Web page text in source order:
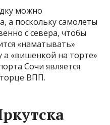
можно
а поскольку самолеты
с севера, чтобы
«наматывать»
а «вишенкой на торте»
Сочи является
ВПП.